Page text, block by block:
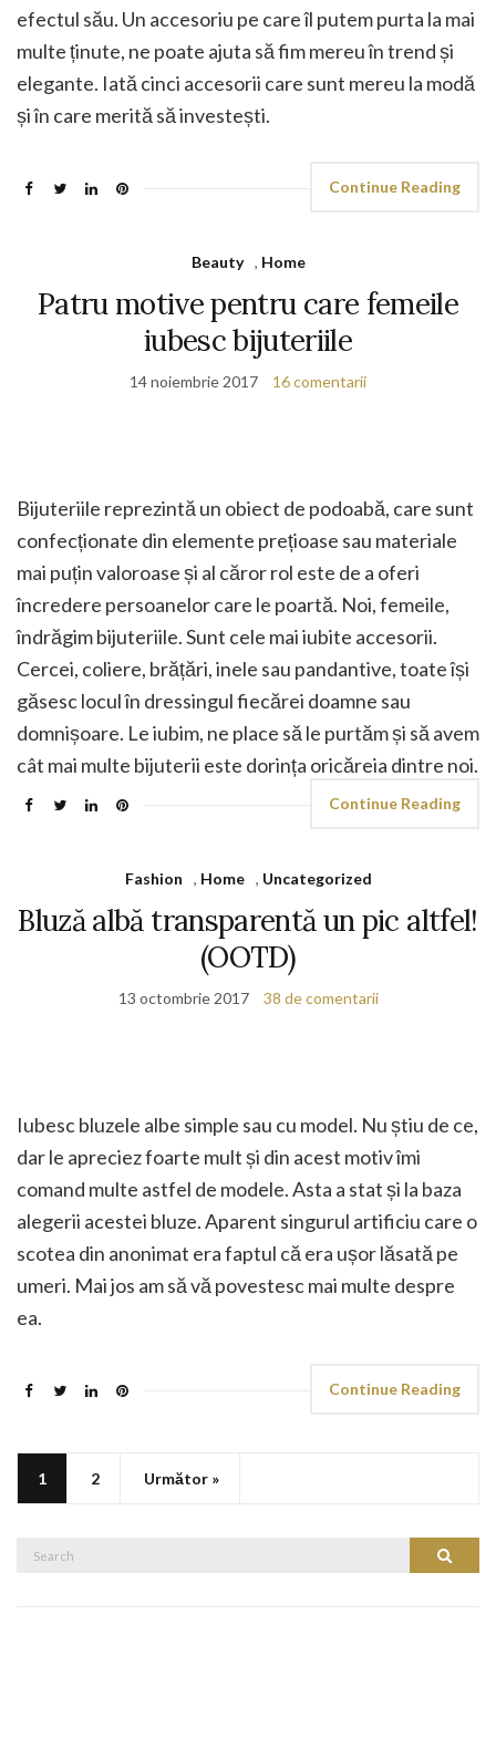
efectul său. Un accesoriu pe care îl putem purta la mai
multe ținute, ne poate ajuta să fim mereu în trend și
elegante. Iată cinci accesorii care sunt mereu la modă
și în care merită să investești.
Continue Reading
Beauty , Home
Patru motive pentru care femeile
iubesc bijuteriile
14 noiembrie 2017 16 comentarii
Bijuteriile reprezintă un obiect de podoabă, care sunt
confecționate din elemente prețioase sau materiale
mai puțin valoroase și al căror rol este de a oferi
încredere persoanelor care le poartă. Noi, femeile,
îndrăgim bijuteriile. Sunt cele mai iubite accesorii.
Cercei, coliere, brățări, inele sau pandantive, toate își
găsesc locul în dressingul fiecărei doamne sau
domnișoare. Le iubim, ne place să le purtăm și să avem
cât mai multe bijuterii este dorința oricăreia dintre noi.
Continue Reading
Fashion , Home , Uncategorized
Bluză albă transparentă un pic altfel!
(OOTD)
13 octombrie 2017 38 de comentarii
Iubesc bluzele albe simple sau cu model. Nu știu de ce,
dar le apreciez foarte mult și din acest motiv îmi
comand multe astfel de modele. Asta a stat și la baza
alegerii acestei bluze. Aparent singurul artificiu care o
scotea din anonimat era faptul că era ușor lăsată pe
umeri. Mai jos am să vă povestesc mai multe despre
ea.
Continue Reading
1 2 Următor »
Search